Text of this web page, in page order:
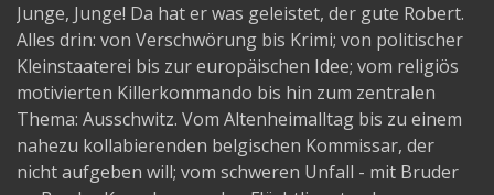
Junge, Junge! Da hat er was geleistet, der gute Robert.
Alles drin: von Verschwörung bis Krimi; von politischer
Kleinstaaterei bis zur europäischen Idee; vom religiös
motivierten Killerkommando bis hin zum zentralen
Thema: Ausschwitz. Vom Altenheimalltag bis zu einem
nahezu kollabierenden belgischen Kommissar, der
nicht aufgeben will; vom schweren Unfall - mit Bruder